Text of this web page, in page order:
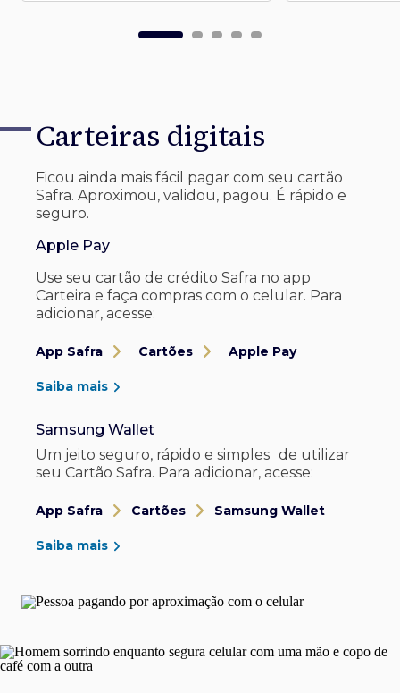
Carteiras digitais
Ficou ainda mais fácil pagar com seu cartão
Safra. Aproximou, validou, pagou. É rápido e
seguro.
Apple Pay
Use seu cartão de crédito Safra no app
Carteira e faça compras com o celular. Para
adicionar, acesse:
App Safra Cartões Apple Pay
Saiba mais
Samsung Wallet
Um jeito seguro, rápido e simples de utilizar
seu Cartão Safra. Para adicionar, acesse:
App Safra Cartões Samsung Wallet
Saiba mais